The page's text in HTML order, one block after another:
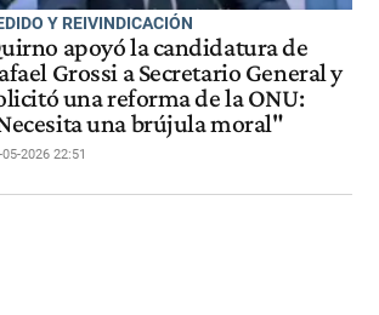
Y REIVINDICACIÓN
apoyó la candidatura de
Grossi a Secretario General y
una reforma de la ONU:
una brújula moral"
2026 22:51